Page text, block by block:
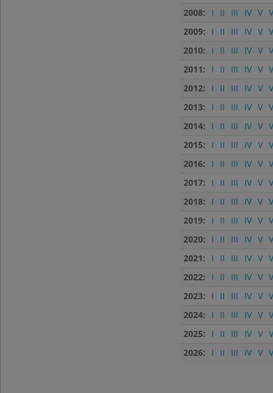
2008:
I II III IV V
2009:
I II III IV V
2010:
I II III IV V
2011:
I II III IV V
2012:
I II III IV V
2013:
I II III IV V
2014:
I II III IV V
2015:
I II III IV V
2016:
I II III IV V
2017:
I II III IV V
2018:
I II III IV V
2019:
I II III IV V
2020:
I II III IV V
2021:
I II III IV V
2022:
I II III IV V
2023:
I II III IV V
2024:
I II III IV V
2025:
I II III IV V
2026:
I II III IV V